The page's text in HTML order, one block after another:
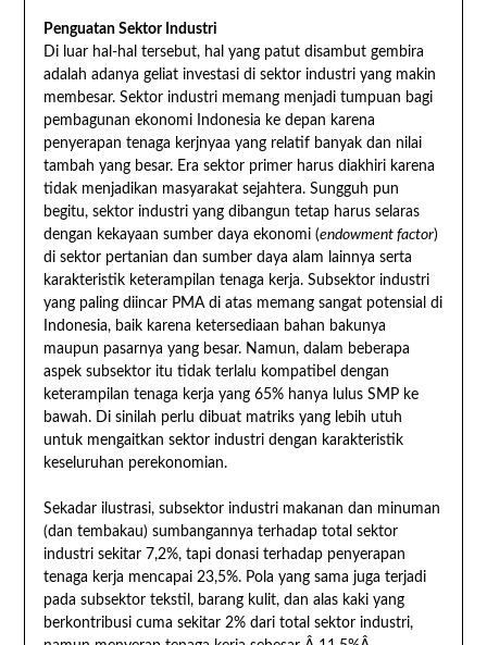
Penguatan Sektor Industri
Di luar hal-hal tersebut, hal yang patut disambut gembira
adalah adanya geliat investasi di sektor industri yang makin
membesar. Sektor industri memang menjadi tumpuan bagi
pembagunan ekonomi Indonesia ke depan karena
penyerapan tenaga kerjnyaa yang relatif banyak dan nilai
tambah yang besar. Era sektor primer harus diakhiri karena
tidak menjadikan masyarakat sejahtera. Sungguh pun
begitu, sektor industri yang dibangun tetap harus selaras
dengan kekayaan sumber daya ekonomi (endowment factor)
di sektor pertanian dan sumber daya alam lainnya serta
karakteristik keterampilan tenaga kerja. Subsektor industri
yang paling diincar PMA di atas memang sangat potensial di
Indonesia, baik karena ketersediaan bahan bakunya
maupun pasarnya yang besar. Namun, dalam beberapa
aspek subsektor itu tidak terlalu kompatibel dengan
keterampilan tenaga kerja yang 65% hanya lulus SMP ke
bawah. Di sinilah perlu dibuat matriks yang lebih utuh
untuk mengaitkan sektor industri dengan karakteristik
keseluruhan perekonomian.
Sekadar ilustrasi, subsektor industri makanan dan minuman
(dan tembakau) sumbangannya terhadap total sektor
industri sekitar 7,2%, tapi donasi terhadap penyerapan
tenaga kerja mencapai 23,5%. Pola yang sama juga terjadi
pada subsektor tekstil, barang kulit, dan alas kaki yang
berkontribusi cuma sekitar 2% dari total sektor industri,